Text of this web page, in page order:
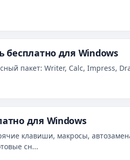
бесплатно для Windows
пакет: Writer, Calc, Impress,
для Windows
клавиши, макросы,
сн...